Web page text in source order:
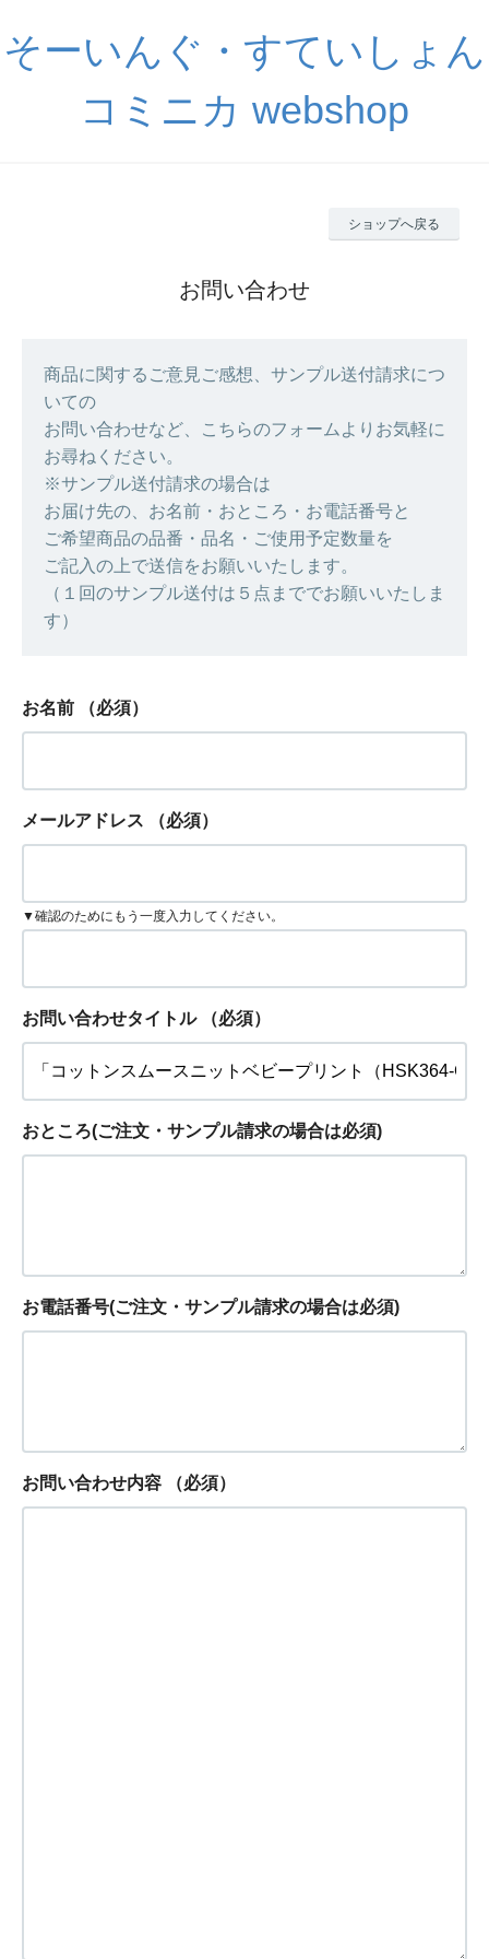
そーいんぐ・すていしょん
コミニカ webshop
ショップへ戻る
お問い合わせ
商品に関するご意見ご感想、サンプル送付請求につ
いての
お問い合わせなど、こちらのフォームよりお気軽に
お尋ねください。
※サンプル送付請求の場合は
お届け先の、お名前・おところ・お電話番号と
ご希望商品の品番・品名・ご使用予定数量を
ご記入の上で送信をお願いいたします。
（１回のサンプル送付は５点まででお願いいたしま
す）
お名前 （必須）
メールアドレス （必須）
▼確認のためにもう一度入力してください。
お問い合わせタイトル （必須）
おところ(ご注文・サンプル請求の場合は必須)
お電話番号(ご注文・サンプル請求の場合は必須)
お問い合わせ内容 （必須）